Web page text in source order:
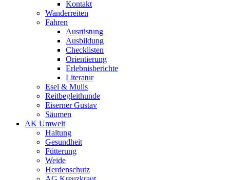
Kontakt
Wanderreiten
Fahren
Ausrüstung
Ausbildung
Checklisten
Orientierung
Erlebnisberichte
Literatur
Esel & Mulis
Reitbegleithunde
Eiserner Gustav
Säumen
AK Umwelt
Haltung
Gesundheit
Fütterung
Weide
Herdenschutz